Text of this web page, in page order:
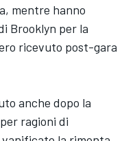
mentre hanno
Brooklyn per la
ricevuto post-gara
anche dopo la
ragioni di